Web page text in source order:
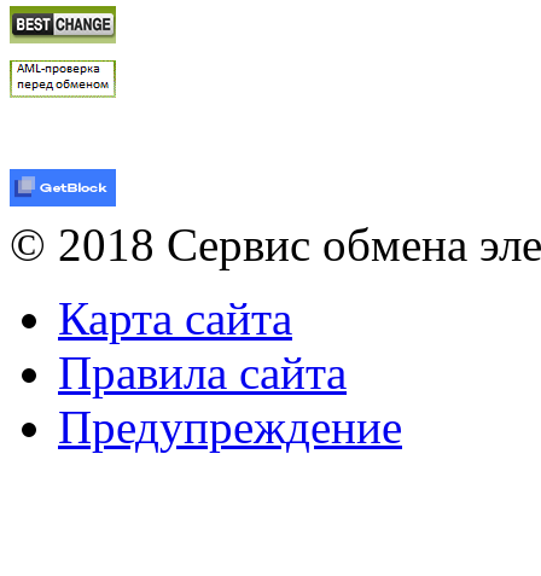
© 2018 Сервис обмена
Карта сайта
Правила сайта
Предупреждение